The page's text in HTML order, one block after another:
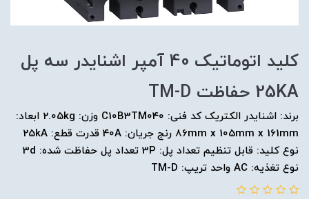
کليد اتوماتیک 40 آمپر اشنایدر سه پل
25KA حفاظت TM-D
برند: اشنایدر الکتریک کد فنی: C10B3TM040 وزن: 2.05kg ابعاد:
86mm x 105mm x 161mm رنج جریان: 40A قدرت قطع: 25kA
نوع کلید: قابل تنظیم تعداد پل: 3P تعداد پل حفاظت شده: 3d
نوع تغذیه: AC واحد تریپ: TM-D